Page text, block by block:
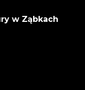
w Ząbkach